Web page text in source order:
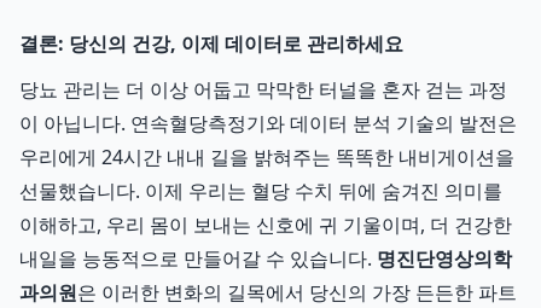
결론: 당신의 건강, 이제 데이터로 관리하세요
당뇨 관리는 더 이상 어둡고 막막한 터널을 혼자 걷는 과정
이 아닙니다. 연속혈당측정기와 데이터 분석 기술의 발전은
우리에게 24시간 내내 길을 밝혀주는 똑똑한 내비게이션을
선물했습니다. 이제 우리는 혈당 수치 뒤에 숨겨진 의미를
이해하고, 우리 몸이 보내는 신호에 귀 기울이며, 더 건강한
내일을 능동적으로 만들어갈 수 있습니다. 명진단영상의학
과의원은 이러한 변화의 길목에서 당신의 가장 든든한 파트